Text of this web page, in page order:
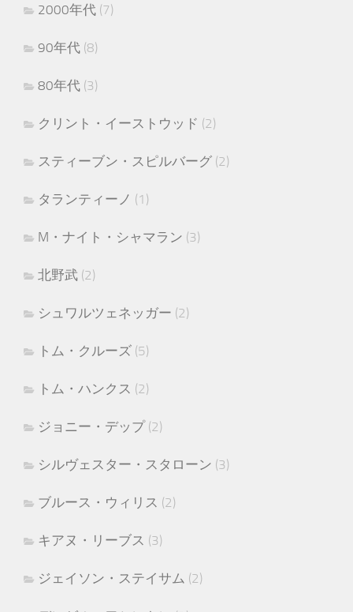
2000年代 (7)
90年代 (8)
80年代 (3)
クリント・イーストウッド (2)
スティーブン・スピルバーグ (2)
タランティーノ (1)
M・ナイト・シャマラン (3)
北野武 (2)
シュワルツェネッガー (2)
トム・クルーズ (5)
トム・ハンクス (2)
ジョニー・デップ(2)
シルヴェスター・スタローン (3)
ブルース・ウィリス (2)
キアヌ・リーブス (3)
ジェイソン・ステイサム (2)